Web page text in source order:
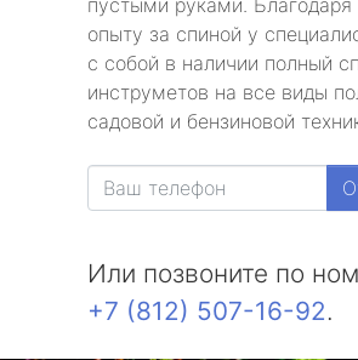
пустыми руками.
опыту за спиной у
с собой в наличии полный
инструметов на все виды
садовой и бензиновой
Или позвоните по
+7 (812) 507-16-92.